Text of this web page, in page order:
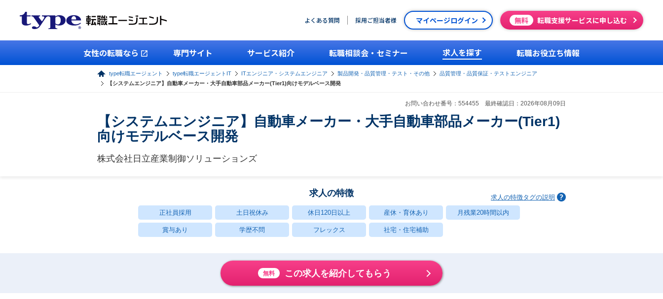
よくある質問 採用ご担当者様 マイページログイン 無料 転職支援サービスに申し込む
女性の転職なら 専門サイト サービス紹介 転職相談会・セミナー 求人を探す 転職お役立ち情報
type転職エージェント type転職エージェントIT ITエンジニア・システムエンジニア 製品開発・品質管理・テスト・その他
品質管理・品質保証・テストエンジニア
【システムエンジニア】自動車メーカー・大手自動車部品メーカー(Tier1)向けモデルベース開発
お問い合わせ番号：554455 最終確認日：2026年08月09日
【システムエンジニア】自動車メーカー・大手自動車部品メーカー(Tier1)
向けモデルベース開発
株式会社日立産業制御ソリューションズ
求人の特徴 求人の特徴タグの説明
正社員採用 土日祝休み 休日120日以上 産休・育休あり 月残業20時間以内
賞与あり 学歴不問 フレックス 社宅・住宅補助
無料 この求人を紹介してもらう